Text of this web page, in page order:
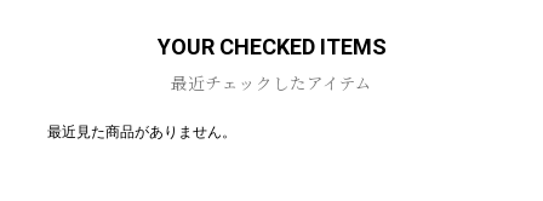
YOUR CHECKED ITEMS
最近チェックしたアイテム
最近見た商品がありません。